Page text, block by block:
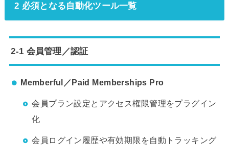
2 必須となる自動化ツール一覧
2-1 会員管理／認証
Memberful／Paid Memberships Pro
会員プラン設定とアクセス権限管理をプラグイン
化
会員ログイン履歴や有効期限を自動トラッキング